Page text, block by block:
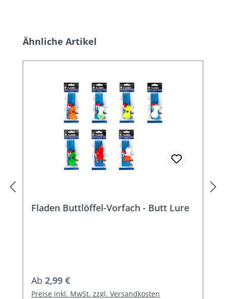
Produktgalerie überspringen
Ähnliche Artikel
Fladen Buttlöffel-Vorfach - Butt Lure
Regulärer Preis:
Ab 2,99 €
Preise inkl. MwSt. zzgl. Versandkosten